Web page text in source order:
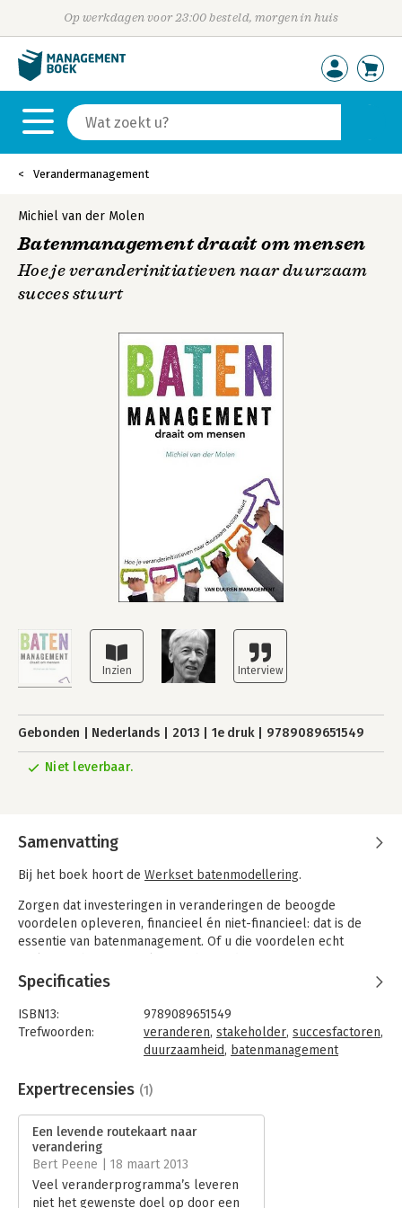
Op werkdagen voor 23:00 besteld, morgen in huis
Verandermanagement
Michiel van der Molen
Batenmanagement draait om mensen
Hoe je veranderinitiatieven naar duurzaam
succes stuurt
Gebonden Nederlands 2013 1e druk 9789089651549
Niet leverbaar.
Samenvatting
Bij het boek hoort de Werkset batenmodellering.
Zorgen dat investeringen in veranderingen de beoogde
voordelen opleveren, financieel én niet-financieel: dat is de
essentie van batenmanagement. Of u die voordelen echt
medewerkers die een nieuw systeem moeten gebruiken. Het
zijn klanten die bereid moeten zijn een nieuw product te
kopen. Het is een manager die in staat moet zijn met minder
medewerkers dezelfde diensten te leveren.
Gedrag kunt u niet volgens planning veranderen. Het gaat
erom dat u mensen weet te motiveren om zelf
verantwoordelijkheid te nemen. Ze moeten zich 'eigenaar' van
een verandering gaan voelen. Batenmanagement vormt daarbij
een krachtig hulpmiddel. Het legt de focus op meetbare
resultaten als klanttevredenheid, leverbetrouwbaarheid of
rendement. Mensen zien zo hoe ze persoonlijk bijdragen aan
de beoogde voordelen. Waardoor ze zich meer zullen
Specificaties
ISBN13:
9789089651549
Trefwoorden:
veranderen, stakeholder, succesfactoren,
duurzaamheid, batenmanagement
Bindwijze:
gebonden
Uitgever:
Van der Molen Projectadvies BV
Druk:
1
Verschijningsdatum:
21-3-2013
Hoofdrubriek: Verandermanagement
Expertrecensies (1)
Een levende routekaart naar
verandering
Bert Peene | 18 maart 2013
Veel veranderprogramma’s leveren
niet het gewenste doel op door een